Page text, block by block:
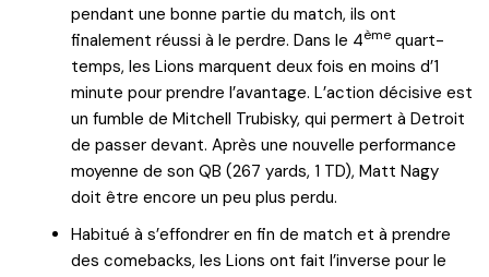
pendant une bonne partie du match, ils ont
finalement réussi à le perdre. Dans le 4ème quart-
temps, les Lions marquent deux fois en moins d’1
minute pour prendre l’avantage. L’action décisive est
un fumble de Mitchell Trubisky, qui permert à Detroit
de passer devant. Après une nouvelle performance
moyenne de son QB (267 yards, 1 TD), Matt Nagy
doit être encore un peu plus perdu.
Habitué à s’effondrer en fin de match et à prendre
des comebacks, les Lions ont fait l’inverse pour le